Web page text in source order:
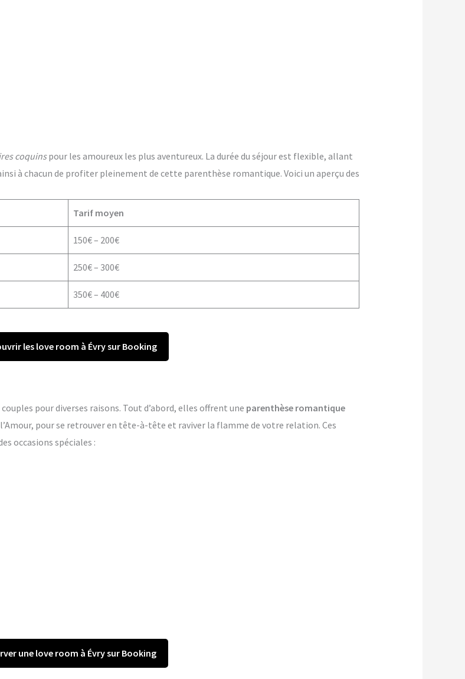
coquinspour les amoureux les plus aventureux. La durée du séjour est flexible, allant
à chacun de profiter pleinement de cette parenthèse romantique. Voici un aperçu des
Tarif moyen
150€ – 200€
250€ – 300€
350€ – 400€
les love room à Évry sur Booking
pour diverses raisons. Tout d’abord, elles offrent une parenthèse romantique
pour se retrouver en tête-à-tête et raviver la flamme de votre relation. Ces
occasions spéciales :
une love room à Évry sur Booking